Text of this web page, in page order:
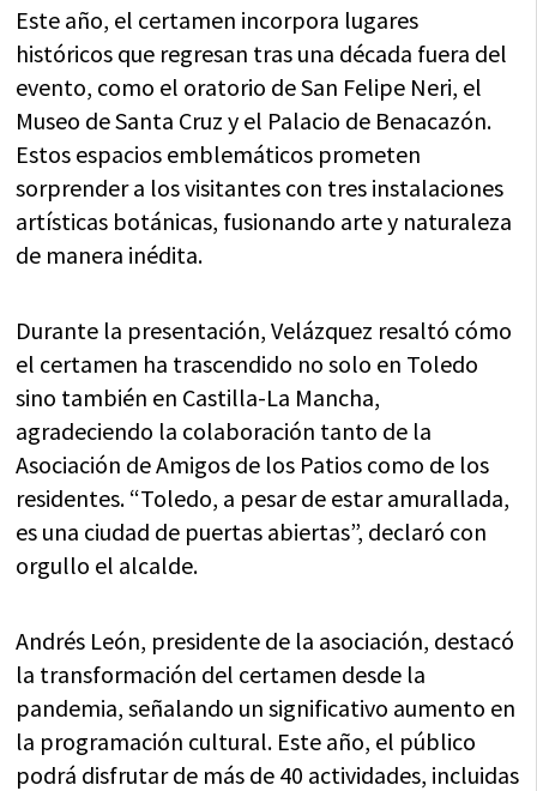
Este año, el certamen incorpora lugares
históricos que regresan tras una década fuera del
evento, como el oratorio de San Felipe Neri, el
Museo de Santa Cruz y el Palacio de Benacazón.
Estos espacios emblemáticos prometen
sorprender a los visitantes con tres instalaciones
artísticas botánicas, fusionando arte y naturaleza
de manera inédita.
Durante la presentación, Velázquez resaltó cómo
el certamen ha trascendido no solo en Toledo
sino también en Castilla-La Mancha,
agradeciendo la colaboración tanto de la
Asociación de Amigos de los Patios como de los
residentes. “Toledo, a pesar de estar amurallada,
es una ciudad de puertas abiertas”, declaró con
orgullo el alcalde.
Andrés León, presidente de la asociación, destacó
la transformación del certamen desde la
pandemia, señalando un significativo aumento en
la programación cultural. Este año, el público
podrá disfrutar de más de 40 actividades, incluidas